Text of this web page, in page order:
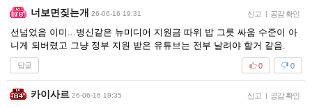
너보면짖는개 26-06-16 19:31 신고 | 공감 확인
선넘었음 이미...병신같은 뉴미디어 지원금 따위 밥 그릇 싸움 수준이 아
니게 되버렸고 그냥 정부 지원 받은 유튜브는 전부 날려야 할거 같음.
답글 0
0
카이사르 26-06-16 19:35 신고 | 공감 확인